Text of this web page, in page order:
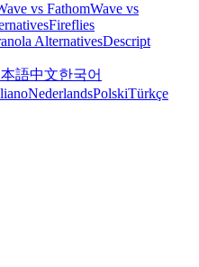
vs FathomWave vs
Fireflies
AlternativesDescript
本語中文한국어
NederlandsPolskiTürkçe